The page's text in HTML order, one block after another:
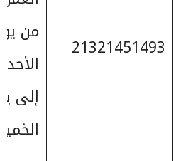
21321451493
من
الأحد
إلى